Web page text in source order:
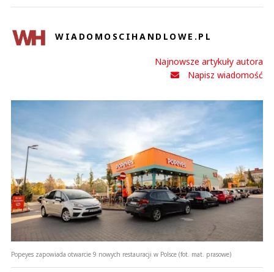
WIADOMOSCIHANDLOWE.PL
Najnowsze artykuły autora
Napisz wiadomość
Popeyes zapowiada otwarcie 9 nowych restauracji w Polsce (fot. mat. prasowe)